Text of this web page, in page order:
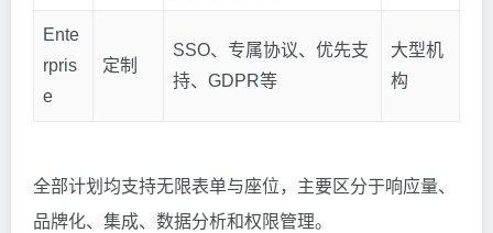
Ente
rpris
e
定制
SSO、专属协议、优先支
持、GDPR等
大型机
构
全部计划均支持无限表单与座位，主要区分于响应量、
品牌化、集成、数据分析和权限管理。